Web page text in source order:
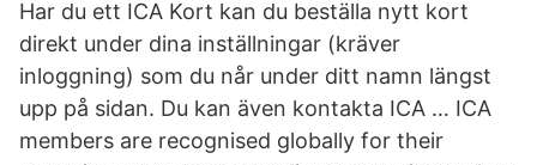
Har du ett ICA Kort kan du beställa nytt kort
direkt under dina inställningar (kräver
inloggning) som du når under ditt namn längst
upp på sidan. Du kan även kontakta ICA … ICA
members are recognised globally for their